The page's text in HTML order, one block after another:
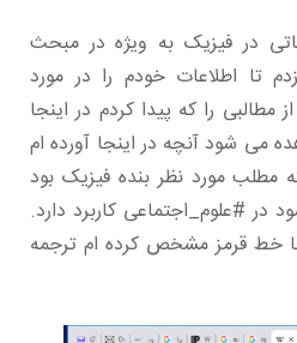
در فیزیک به ویژه در مبحث
تا اطلاعات خودم را در مورد
مطالبی را که پیدا کردم در اینجا
می شود آنچه در اینجا آورده ام
مطلب مورد نظر بنده فیزیک بود
در #علوم_اجتماعی کاربرد دارد.
خط قرمز مشخص کرده ام ترجمه